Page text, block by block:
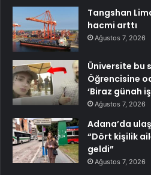
Tangshan
hacmi arttı
Ağustos 7, 2026
Üniversite bu
Öğrencisine
‘Biraz günah
Ağustos 7, 2026
Adana’da
“Dört kişilik
geldi”
Ağustos 7, 2026